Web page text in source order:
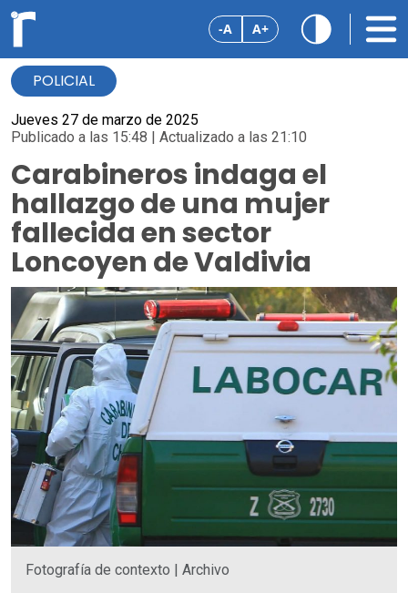
-A A+
POLICIAL
Jueves 27 de marzo de 2025
Publicado a las 15:48 | Actualizado a las 21:10
Carabineros indaga el
hallazgo de una mujer
fallecida en sector
Loncoyen de Valdivia
Fotografía de contexto | Archivo